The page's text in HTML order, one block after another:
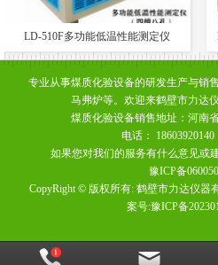
LD-510F多功能低温性能测定仪
专业从事煤质化验设备的研发生产与销
马弗炉等。欢迎来鹤壁市力达
煤质化验设备销售地址：河南
电话： 18603920140
如果您对我们的服务有什么意见或
豫ICP备
CopyRight © 版权所有: 鹤壁市力达仪器
案号:豫ICP备